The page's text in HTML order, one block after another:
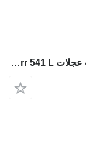
كباس Liebherr D906 , D904 لـ جرافة ذات عجلات Liebherr 541 L